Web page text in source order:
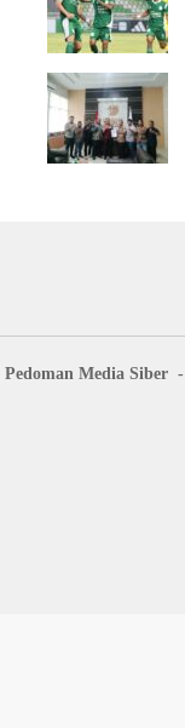
Pedoman Media Siber